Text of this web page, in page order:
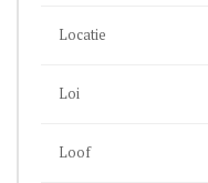
Locatie
Loi
Loof